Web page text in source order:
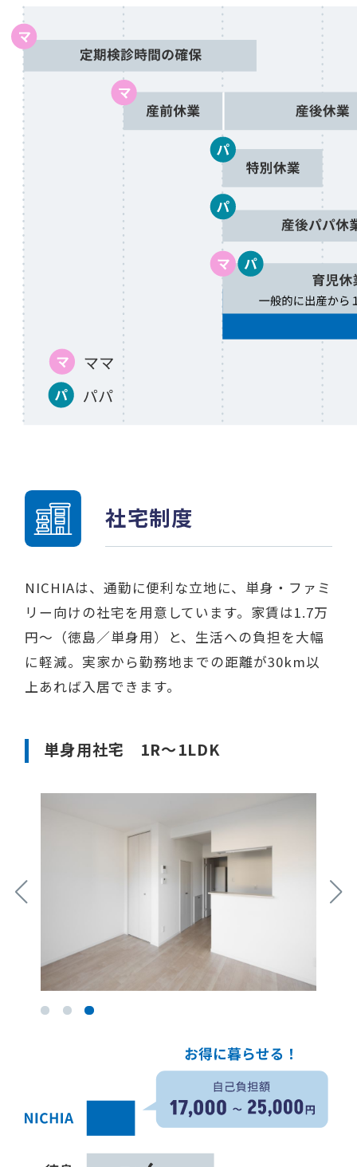
社宅制度
NICHIAは、通勤に便利な立地に、単身・ファミ
リー向けの社宅を用意しています。家賃は1.7万
円〜（徳島／単身用）と、生活への負担を大幅
に軽減。実家から勤務地までの距離が30km以
上あれば入居できます。
単身用社宅 1R〜1LDK